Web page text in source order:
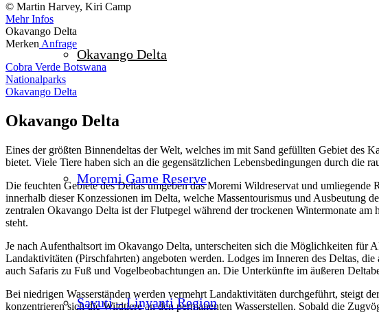
Okavango Delta
Moremi Game Reserve
Savuti – Linyanti Region
© Martin Harvey, Kiri Camp
Mehr Infos
Okavango Delta
Merken Anfrage
Cobra Verde Botswana
Nationalparks
Okavango Delta
Okavango Delta
Eines der größten Binnendeltas der Welt, welches im mit Sand gefüllten Gebiet des
bietet. Viele Tiere haben sich an die gegensätzlichen Lebensbedingungen durch die
Die feuchten Gebiete des Deltas umgeben das Moremi Wildreservat und
innerhalb dieser Konzessionen im Delta, welche Massentourismus und Ausbeutung
zentralen Okavango Delta ist der Flutpegel während der trockenen Wintermonate
steht.
Je nach Aufenthaltsort im Okavango Delta, unterscheiten sich die Möglichkeiten für
Landaktivitäten (Pirschfahrten) angeboten werden. Lodges im Inneren des Deltas,
auch Safaris zu Fuß und Vogelbeobachtungen an. Die Unterkünfte im äußeren
Bei niedrigen Wasserständen werden vermehrt Landaktivitäten durchgeführt, steigt
konzentrieren sich die Wildtiere an den permanenten Wasserstellen. Sobald die